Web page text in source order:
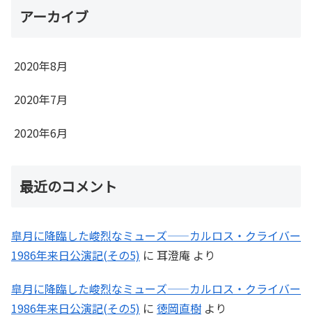
アーカイブ
2020年8月
2020年7月
2020年6月
最近のコメント
皐月に降臨した峻烈なミューズ――カルロス・クライバー
1986年来日公演記(その5) に 耳澄庵 より
皐月に降臨した峻烈なミューズ――カルロス・クライバー
1986年来日公演記(その5) に 徳岡直樹 より